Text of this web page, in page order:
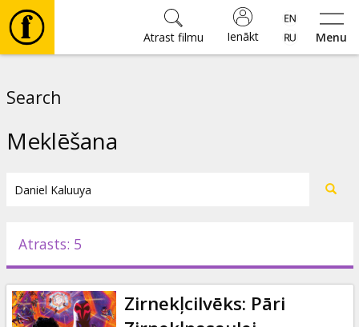
Menu
Ienākt
Atrast filmu
Pasākumi
Ziņas
Search
Meklēšana
Atrasts: 5
Zirnekļcilvēks: Pāri